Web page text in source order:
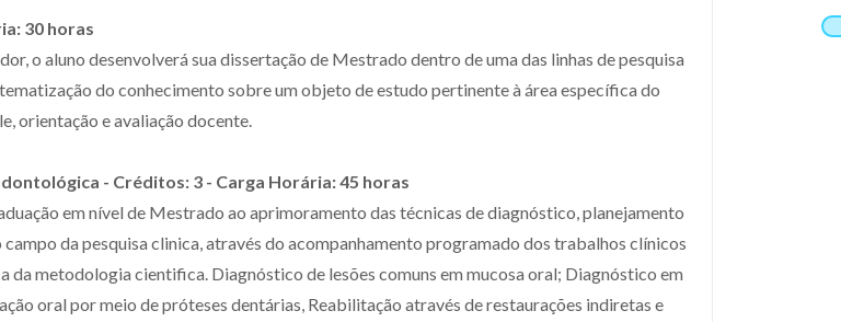
30 horas
o aluno desenvolverá sua dissertação de Mestrado dentro de uma das linhas de pesquisa
do conhecimento sobre um objeto de estudo pertinente à área específica do
orientação e avaliação docente.
- Créditos: 3 - Carga Horária: 45 horas
em nível de Mestrado ao aprimoramento das técnicas de diagnóstico, planejamento
da pesquisa clinica, através do acompanhamento programado dos trabalhos clínicos
da metodologia cientifica. Diagnóstico de lesões comuns em mucosa oral; Diagnóstico em
oral por meio de próteses dentárias, Reabilitação através de restaurações indiretas e